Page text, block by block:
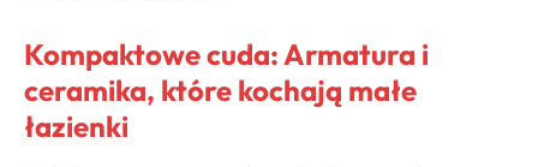
Kompaktowe cuda: Armatura i
ceramika, które kochają małe
łazienki